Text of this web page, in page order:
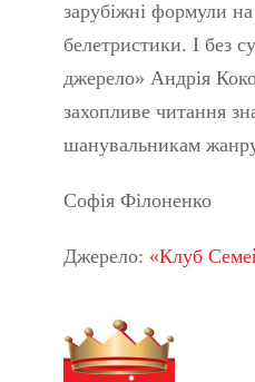
зарубіжні формули на
белетристики. І без
джерело» Андрія
захопливе читання
шанувальникам
Софія Філоненко
Джерело: «Клуб